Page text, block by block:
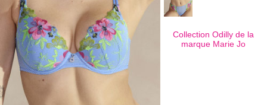
Collection Odilly de la
marque Marie Jo